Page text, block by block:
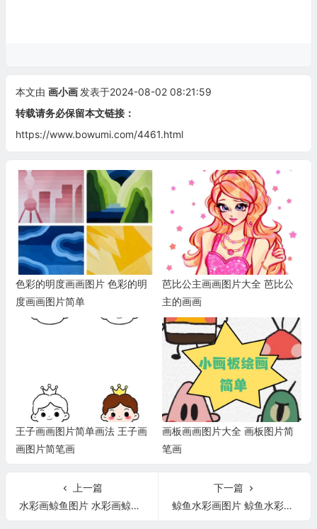
本文由 画小画 发表于2024-08-02 08:21:59
转载请务必保留本文链接：
https://www.bowumi.com/4461.html
色彩的明度画画图片 色彩的明
度画画图片简单
芭比公主画画图片大全 芭比公
主的画画
王子画画图片简单画法 王子画
画图片简笔画
画板画画图片大全 画板图片简
笔画
上一篇
水彩画鲸鱼图片 水彩画鲸鱼图片简单
下一篇
鲸鱼水彩画图片 鲸鱼水彩画图片简单